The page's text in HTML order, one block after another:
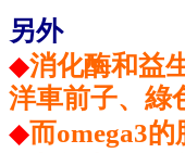
另外
◆消化酶和益
洋車前子、綠
◆而omega3